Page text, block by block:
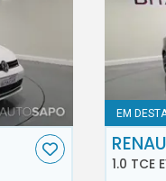
EM
1.0 TCE